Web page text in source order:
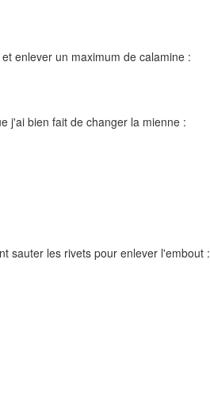
enlever un maximum de calamine :
j'ai bien fait de changer la mienne :
sauter les rivets pour enlever l'embout :